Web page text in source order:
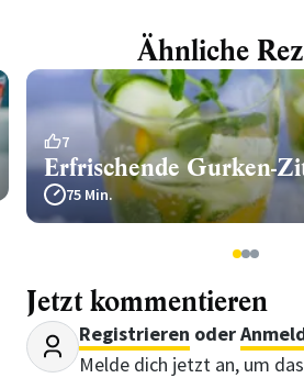
Ähnliche
7
Erfrischende Gurken-
75 Min.
123
Jetzt kommentieren
Registrieren oder
Melde dich jetzt an, um